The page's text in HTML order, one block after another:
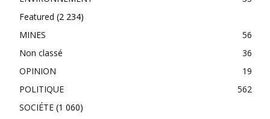
Featured (2 234)
MINES
56
Non classé
36
OPINION
19
POLITIQUE
562
SOCIÉTE (1 060)